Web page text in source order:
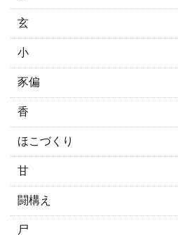
玄
小
豕偏
香
ほこづくり
甘
闘構え
尸